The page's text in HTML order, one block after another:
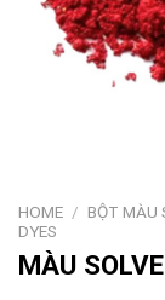
HOME / BỘT MÀU
DYES
MÀU